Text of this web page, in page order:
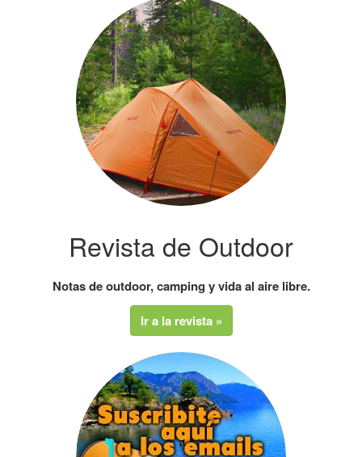
Revista de Outdoor
Notas de outdoor, camping y vida al aire libre.
Ir a la revista »